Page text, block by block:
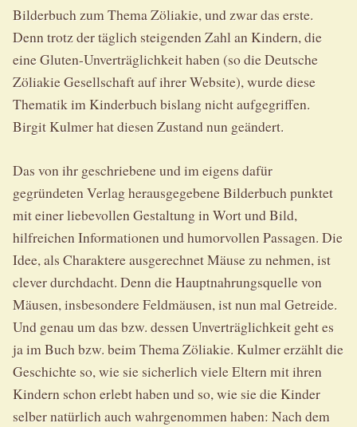
Bilderbuch zum Thema Zöliakie, und zwar das erste.
Denn trotz der täglich steigenden Zahl an Kindern, die
eine Gluten-Unverträglichkeit haben (so die Deutsche
Zöliakie Gesellschaft auf ihrer Website), wurde diese
Thematik im Kinderbuch bislang nicht aufgegriffen.
Birgit Kulmer hat diesen Zustand nun geändert.
Das von ihr geschriebene und im eigens dafür
gegründeten Verlag herausgegebene Bilderbuch punktet
mit einer liebevollen Gestaltung in Wort und Bild,
hilfreichen Informationen und humorvollen Passagen. Die
Idee, als Charaktere ausgerechnet Mäuse zu nehmen, ist
clever durchdacht. Denn die Hauptnahrungsquelle von
Mäusen, insbesondere Feldmäusen, ist nun mal Getreide.
Und genau um das bzw. dessen Unverträglichkeit geht es
ja im Buch bzw. beim Thema Zöliakie. Kulmer erzählt die
Geschichte so, wie sie sicherlich viele Eltern mit ihren
Kindern schon erlebt haben und so, wie sie die Kinder
selber natürlich auch wahrgenommen haben: Nach dem